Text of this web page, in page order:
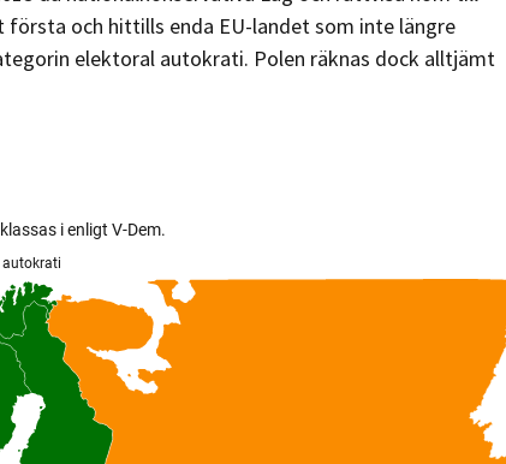
första och hittills enda EU-landet som inte längre
elektoral autokrati. Polen räknas dock alltjämt